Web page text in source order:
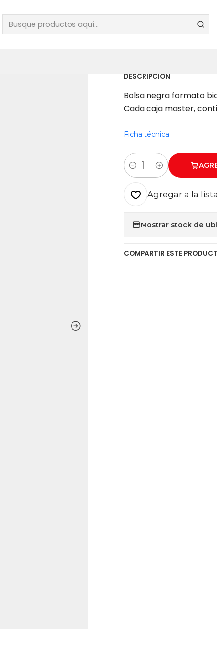
BOLSA
X 130 X
DESCRIPCIÓN
Bolsa negra formato
Cada caja master,
Ficha técnica
Cantidad
Agregar a la
Mostrar stock de
COMPARTIR ESTE